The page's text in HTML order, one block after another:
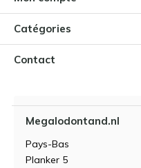
Catégories
Contact
Megalodontand.nl
Pays-Bas
Planker 5